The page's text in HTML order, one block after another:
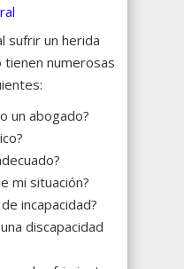
sufrir un herida
tienen numerosas
un abogado?
mi situación?
incapacidad?
discapacidad